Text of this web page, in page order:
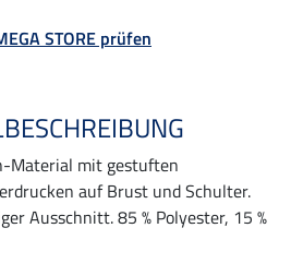
STORE prüfen
Material mit gestuften
auf Brust und Schulter.
Ausschnitt. 85 % Polyester, 15 %